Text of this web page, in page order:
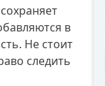
в
Не стоит
следить